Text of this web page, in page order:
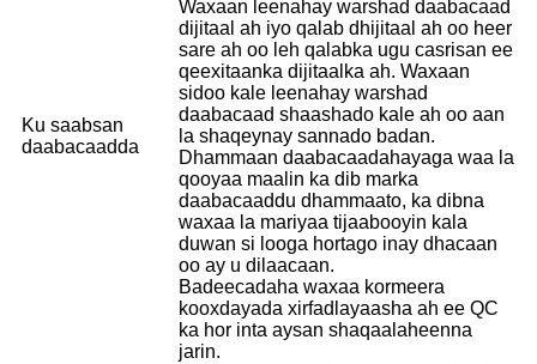
Ku saabsan
daabacaadda
Waxaan leenahay warshad daabacaad
dijitaal ah iyo qalab dhijitaal ah oo heer
sare ah oo leh qalabka ugu casrisan ee
qeexitaanka dijitaalka ah. Waxaan
sidoo kale leenahay warshad
daabacaad shaashado kale ah oo aan
la shaqeynay sannado badan.
Dhammaan daabacaadahayaga waa la
qooyaa maalin ka dib marka
daabacaaddu dhammaato, ka dibna
waxaa la mariyaa tijaabooyin kala
duwan si looga hortago inay dhacaan
oo ay u dilaacaan.
Badeecadaha waxaa kormeera
kooxdayada xirfadlayaasha ah ee QC
ka hor inta aysan shaqaalaheenna
jarin.